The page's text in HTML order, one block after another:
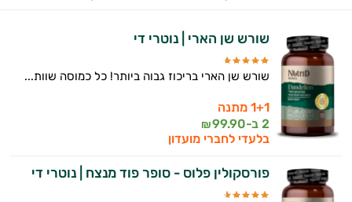
שורש שן הארי | נוטרי די
שורש שן הארי בריכוז גבוה ביותר! כל כמוסה שוות...
1+1 מתנה
2 ב-
99.90
₪
בלעדי לחברי מועדון
פורסקולין פלוס - סופר פוד מנצח | נוטרי די